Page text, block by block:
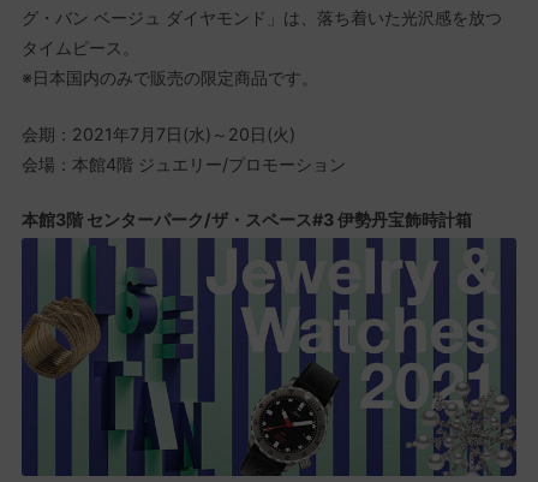
グ・バン ベージュ ダイヤモンド」は、落ち着いた光沢感を放つ
タイムピース。
※日本国内のみで販売の限定商品です。
会期：2021年7月7日(水)～20日(火)
会場：本館4階 ジュエリー/プロモーション
本館3階 センターパーク/ザ・スペース#3 伊勢丹宝飾時計箱